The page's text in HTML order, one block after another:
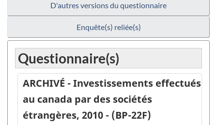
D'autres versions du questionnaire
Enquête(s) reliée(s)
Questionnaire(s)
ARCHIVÉ - Investissements effectués
au canada par des sociétés
étrangères, 2010 - (BP-22F)